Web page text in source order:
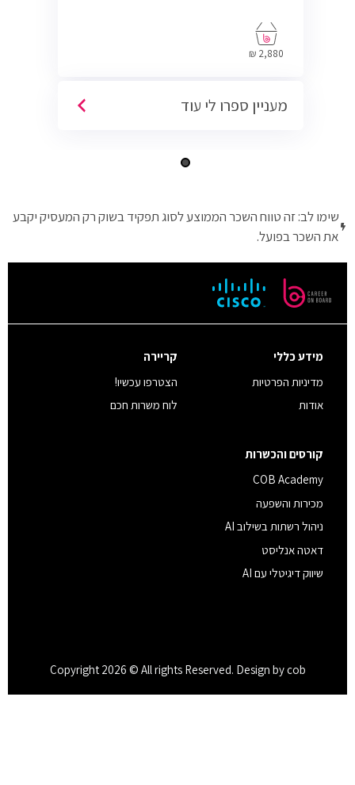
2,880 ₪
מעניין ספרו לי עוד
שימו לב: זה טווח השכר הממוצע לסוג תפקיד בשוק רק המעסיק יקבע
את השכר בפועל.
מידע כללי
מדיניות הפרטיות
אודות
קריירה
הצטרפו עכשיו!
לוח משרות חכם
קורסים והכשרות
COB Academy
מכירות והשפעה
ניהול רשתות בשילוב AI
דאטה אנליסט
שיווק דיגיטלי עם AI
Copyright 2026 © All rights Reserved. Design by cob